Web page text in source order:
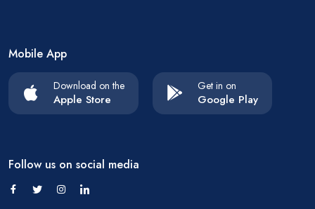
Mobile App
Download on the
Apple Store
Get in on
Google Play
Follow us on social media